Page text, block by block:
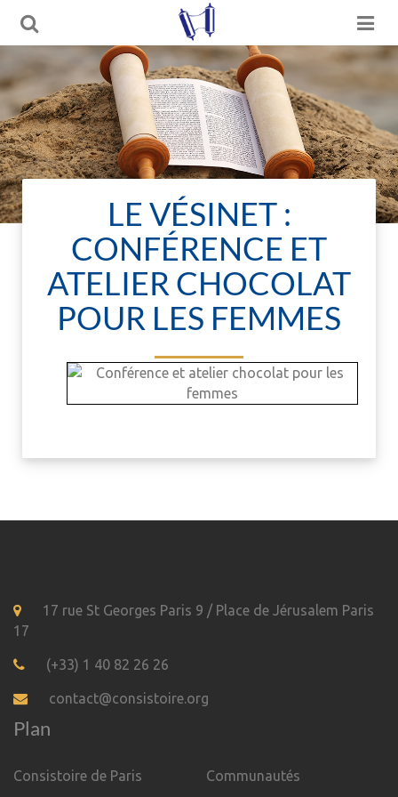
LE VÉSINET :
CONFÉRENCE ET
ATELIER CHOCOLAT
POUR LES FEMMES
17 rue St Georges Paris 9 / Place de Jérusalem Paris
17
(+33) 1 40 82 26 26
contact@consistoire.org
Plan
Consistoire de Paris Communautés